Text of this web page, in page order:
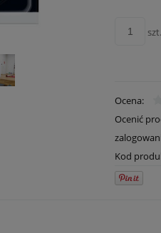
szt.
Ocena:
Ocenić
Kod